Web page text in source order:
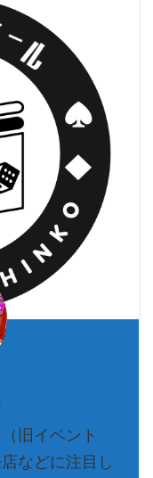
旧イベント
などに注目し